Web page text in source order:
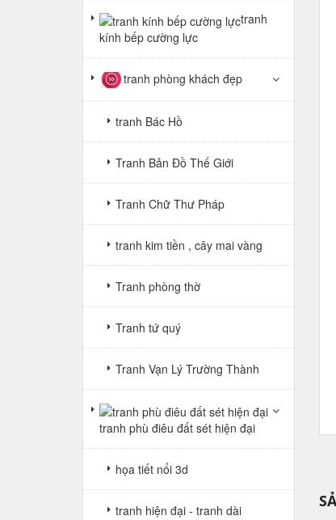
tranh
kính bếp cường lực
tranh phòng khách đẹp
tranh Bác Hồ
Tranh Bản Đồ Thế Giới
Tranh Chữ Thư Pháp
tranh kim tiền , cây mai vàng
Tranh phòng thờ
Tranh tứ quý
Tranh Vạn Lý Trường Thành
tranh phù điêu đất sét hiện đại
họa tiết nổi 3d
tranh hiện đại - tranh dài